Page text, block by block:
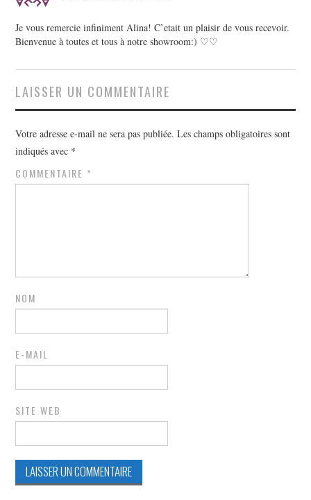
Je vous remercie infiniment Alina! C’etait un plaisir de vous recevoir.
Bienvenue à toutes et tous à notre showroom:) ♡♡
LAISSER UN COMMENTAIRE
Votre adresse e-mail ne sera pas publiée. Les champs obligatoires sont
indiqués avec *
COMMENTAIRE *
NOM
E-MAIL
SITE WEB